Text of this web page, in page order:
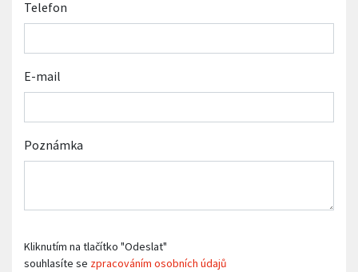
Telefon
E-mail
Poznámka
Kliknutím na tlačítko "Odeslat"
souhlasíte se zpracováním osobních údajů